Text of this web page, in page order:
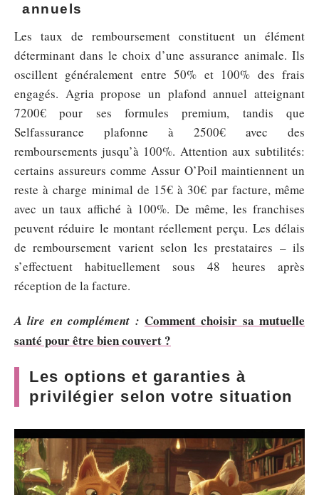
annuels
Les taux de remboursement constituent un élément
déterminant dans le choix d’une assurance animale. Ils
oscillent généralement entre 50% et 100% des frais
engagés. Agria propose un plafond annuel atteignant
7200€ pour ses formules premium, tandis que
Selfassurance plafonne à 2500€ avec des
remboursements jusqu’à 100%. Attention aux subtilités:
certains assureurs comme Assur O’Poil maintiennent un
reste à charge minimal de 15€ à 30€ par facture, même
avec un taux affiché à 100%. De même, les franchises
peuvent réduire le montant réellement perçu. Les délais
de remboursement varient selon les prestataires – ils
s’effectuent habituellement sous 48 heures après
réception de la facture.
A lire en complément : Comment choisir sa mutuelle
santé pour être bien couvert ?
Les options et garanties à
privilégier selon votre situation